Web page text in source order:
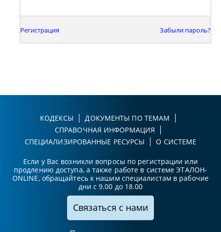
Регистрация Забыли пароль?
КОДЕКСЫ
ДОКУМЕНТЫ ПО ТЕМАМ
СПРАВОЧНАЯ ИНФОРМАЦИЯ
СПЕЦИАЛИЗИРОВАННЫЕ РЕСУРСЫ
О СИСТЕМЕ
Если у Вас возникли вопросы по регистрации или
продлению доступа, а также работе в системе ЭТАЛОН-
ONLINE, обращайтесь к нашим специалистам в рабочие
дни с 9.00 до 18.00
Связаться с нами